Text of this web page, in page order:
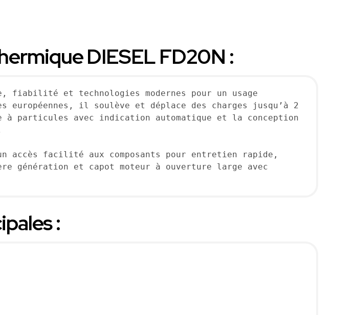
DIESEL FD20N :
fiabilité et technologies modernes pour un usage
européennes, il soulève et déplace des charges jusqu’à 2
particules avec indication automatique et la conception
accès facilité aux composants pour entretien rapide,
génération et capot moteur à ouverture large avec
: